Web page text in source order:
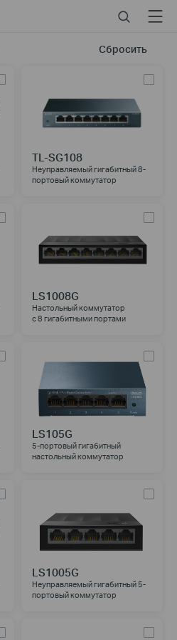
SearchMenu
Сбросить
TL-SG108
Неуправляемый гигабитный 8-
портовый коммутатор
LS1008G
Настольный коммутатор
с 8 гигабитными портами
LS105G
5-портовый гигабитный
настольный коммутатор
LS1005G
Неуправляемый гигабитный 5-
портовый коммутатор